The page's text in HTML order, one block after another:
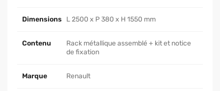
Dimensions L 2500 x P 380 x H 1550 mm
Contenu
Rack métallique assemblé + kit et notice
de fixation
Marque Renault